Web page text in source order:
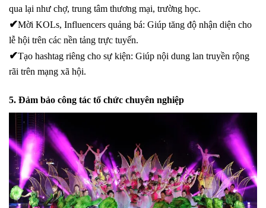
qua lại như chợ, trung tâm thương mại, trường học.
✔Mời KOLs, Influencers quảng bá: Giúp tăng độ nhận diện cho
lễ hội trên các nền tảng trực tuyến.
✔Tạo hashtag riêng cho sự kiện: Giúp nội dung lan truyền rộng
rãi trên mạng xã hội.
5. Đảm bảo công tác tổ chức chuyên nghiệp